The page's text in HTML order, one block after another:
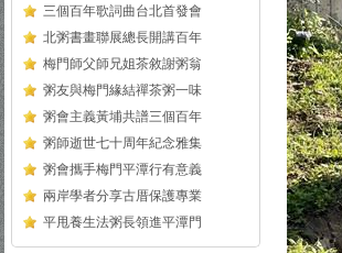
三個百年歌詞曲台北首發會
北粥書畫聯展總長開講百年
梅門師父師兄姐茶敘謝粥翁
粥友與梅門緣結禪茶粥一味
粥會主義黃埔共譜三個百年
粥師逝世七十周年紀念雅集
粥會攜手梅門平潭行有意義
兩岸學者分享古厝保護專業
平甩養生法粥長領進平潭門